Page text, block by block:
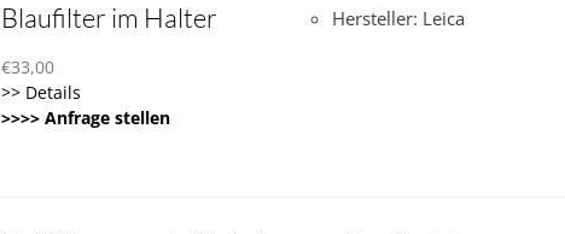
Blaufilter im Halter
€33,00
>> Details
>>>> Anfrage stellen
Hersteller: Leica